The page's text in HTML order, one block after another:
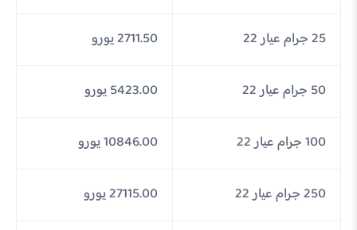
25 جرام عيار 22 2711.50 يورو
50 جرام عيار 22 5423.00 يورو
100 جرام عيار 22 10846.00 يورو
250 جرام عيار 22 27115.00 يورو